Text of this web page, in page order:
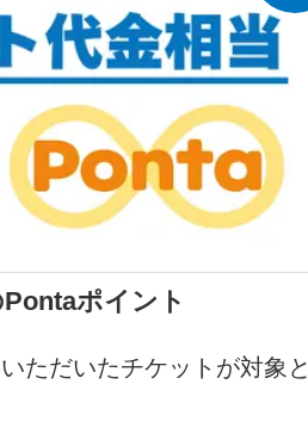
ポイント
ただいたチケットが対象と